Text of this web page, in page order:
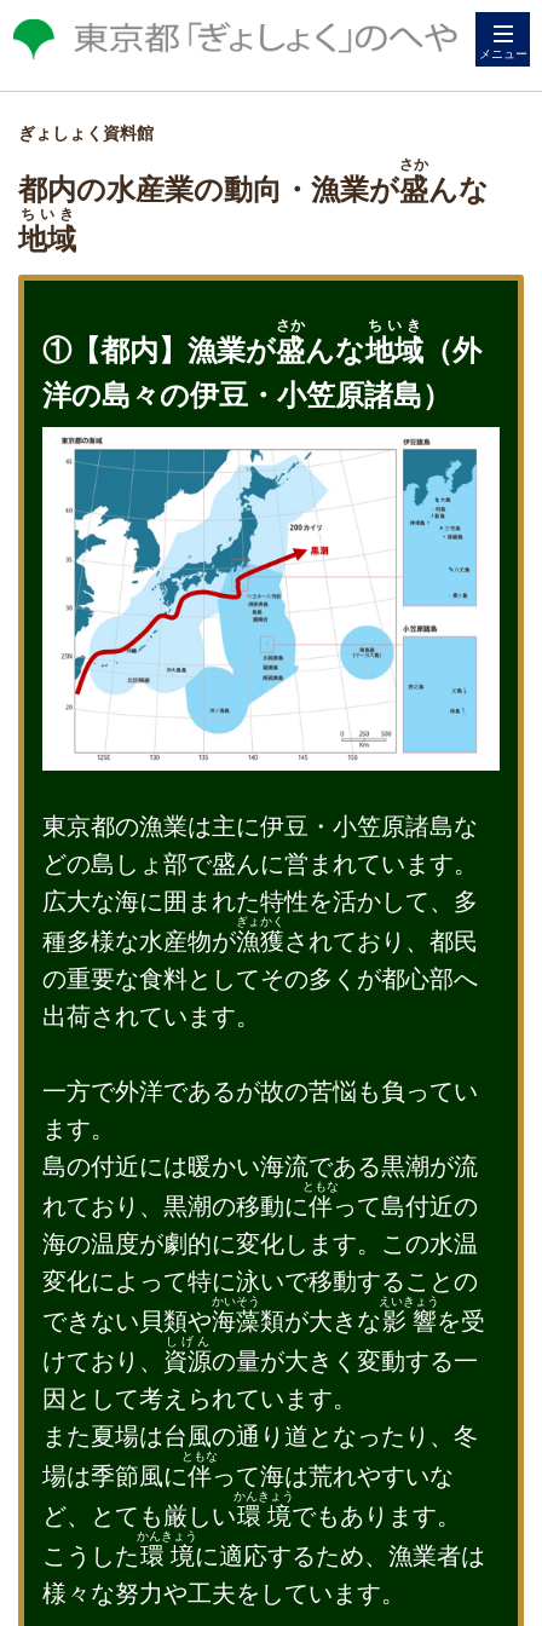
メニュー
ぎょしょく資料館
都内の水産業の動向・漁業が盛
さか
んな
地域
ちいき
①【都内】漁業が盛
さか
んな地域
ちいき
（外
洋の島々の伊豆・小笠原諸島）
東京都の漁業は主に伊豆・小笠原諸島な
どの島しょ部で盛んに営まれています。
広大な海に囲まれた特性を活かして、多
種多様な水産物が漁獲
ぎょかく
されており、都民
の重要な食料としてその多くが都心部へ
出荷されています。
一方で外洋であるが故の苦悩も負ってい
ます。
島の付近には暖かい海流である黒潮が流
れており、黒潮の移動に伴
ともな
って島付近の
海の温度が劇的に変化します。この水温
変化によって特に泳いで移動することの
できない貝類や海藻
かいそう
類が大きな影響
えいきょう
を受
けており、 資源
しげん
の量が大きく変動する一
因として考えられています。
また夏場は台風の通り道となったり、冬
場は季節風に伴
ともな
って海は荒れやすいな
ど、とても厳しい環境
かんきょう
でもあります。
こうした環境
かんきょう
に適応するため、漁業者は
様々な努力や工夫をしています。